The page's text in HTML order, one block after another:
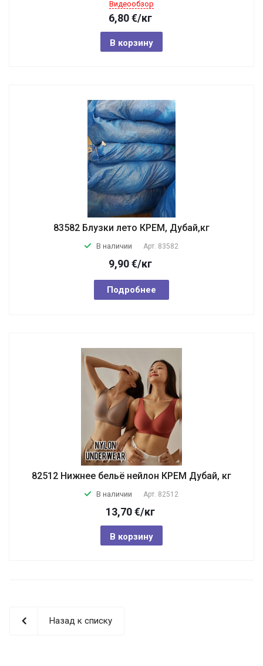
Видеообзор
6,80€/кг
В корзину
83582 Блузки лето КРЕМ, Дубай,кг
В наличии Арт. 83582
9,90€/кг
Подробнее
82512 Нижнее бельё нейлон КРЕМ Дубай, кг
В наличии Арт. 82512
13,70€/кг
В корзину
Назад к списку